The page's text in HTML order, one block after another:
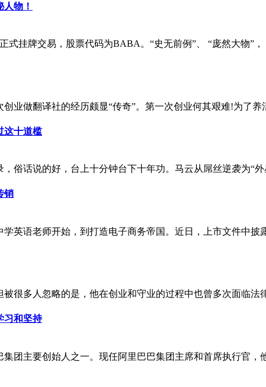
物！
式挂牌交易，股票代码为BABA。“史无前例”、 “庞然大物”
做翻译社的经历颇显“传奇”。第一次创业何其艰难!为了养
这十道槛
话说的好，台上十分钟台下十年功。马云从屌丝逆袭为“外
销
英语老师开始，到打造电子商务帝国。近日，上市文件中披
很多人忽略的是，他在创业和守业的过程中也曾多次面临法
习和坚持
团主要创始人之一。现任阿里巴巴集团主席和首席执行官，